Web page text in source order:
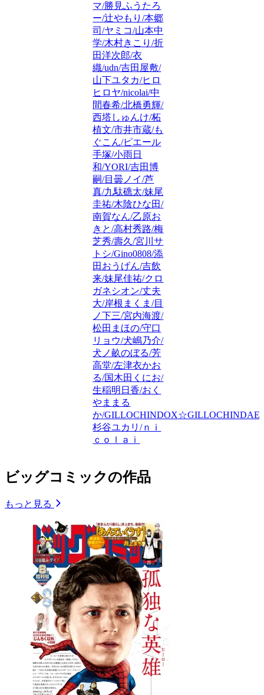
マ/勝見ふうたろ
ー/辻やもり/本郷
司/ヤミコ/山本中
学/木村きこり/折
田洋次郎/衣
織/udn/吉田屋敷/
山下ユタカ/ヒロ
ヒロヤ/nicolai/中
間春希/北橋勇輝/
西塔しゅんけ/柘
植文/市井市蔵/も
ぐこん/ピエール
手塚/小雨日
和/YORI/吉田博
嗣/目曇ノイ/芦
真/九駄礁太/妹尾
圭祐/木陰ひな田/
南賀なん/乙原お
きと/高村秀路/梅
芝秀/壽久/宮川サ
トシ/Gino0808/添
田おうげん/吉飲
来/妹尾佳祐/クロ
ガネシオン/丈夫
大/岸根まくま/目
ノ下三/宮内海渡/
松田まほの/守口
リョウ/犬嶋乃介/
犬ノ畝のぼる/芳
高堂/左津衣かお
る/国木田くにお/
生稲明日香/おく
やままる
か/GILLOCHINDOX☆GILLOCHINDAE/
杉谷ユカリ/ｎｉ
ｃｏｌａｉ
ビッグコミックの作品
もっと見る